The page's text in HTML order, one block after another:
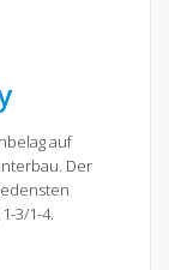
auf
Der
3/1-4.